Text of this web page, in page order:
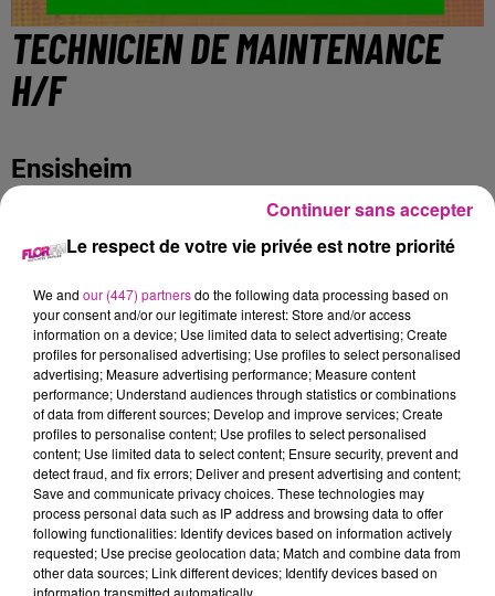
TECHNICIEN DE MAINTENANCE
H/F
Ensisheim
Nous recrutons pour l'un de nos clients, spécialisé dans la
fabrication de volets roulants et de moteurs électriques, un
technicien de maintenance H/F.
Vos principales missions :
Vous assurez la maintenance électrotechnique curative
de 2ème et 3ème niveau des équipements de
production industriels.
Vous améliorez et appliquez les plans de maintenance
préventive de 2ème et 3ème niveau.
Vous proposez des travaux de fiabilisation du parc
machines.
Le respect de votre vie privée est notre priorité
We and our (447) partnersdo the following data processing based on
your consent and/or our legitimate interest: Store and/or access
information on a device; Use limited data to select advertising; Create
profiles for personalised advertising; Use profiles to select personalised
advertising; Measure advertising performance; Measure content
performance; Understand audiences through statistics or combinations
of data from different sources; Develop and improve services; Create
profiles to personalise content; Use profiles to select personalised
content; Use limited data to select content; Ensure security, prevent and
detect fraud, and fix errors; Deliver and present advertising and content;
Save and communicate privacy choices. These technologies may
process personal data such as IP address and browsing data to offer
following functionalities: Identify devices based on information actively
requested; Use precise geolocation data; Match and combine data from
other data sources; Link different devices; Identify devices based on
information transmitted automatically.
Continuer sans accepter